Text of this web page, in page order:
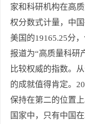
家和科研机构在高
权分数式计量，中
美国的19165.25分
报道为“高质量科研
比较权威的指数。
的成就值得肯定。
保持在第二的位置
国家中，只有中国